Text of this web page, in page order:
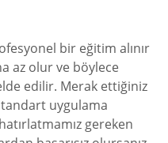
bir eğitim alınır
az olur ve böylece
elde edilir. Merak ettiğiniz
uygulama
gereken